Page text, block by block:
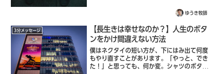
ゆうき牧師
3分メッセージ
【長生きは幸せなのか？】人生のボタ
ンをかけ間違えない方法
僕はネクタイの短い方が、下にはみ出て何度
もやり直すことがあります。「やっと、でき
た！」と思っても、何か変。シャツのボタン